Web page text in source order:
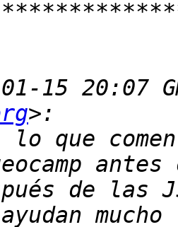
15 20:07
que
de las